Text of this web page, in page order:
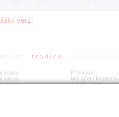
verzi
prodej
nákup
album
Přihlášení
Můj účet /
GDPR/AML
sklem a rubínem